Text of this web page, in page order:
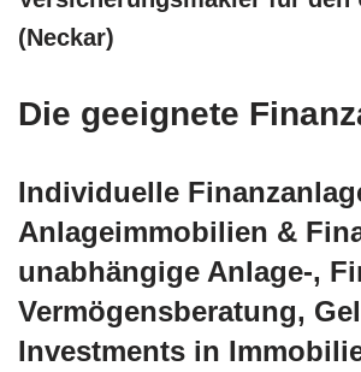
(Neckar)
Die geeignete
Individuelle
Anlageimmobilien &
unabhängige Anlage-,
Vermögensberatung,
Investments in